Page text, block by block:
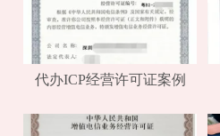
代办ICP经营许可证案例